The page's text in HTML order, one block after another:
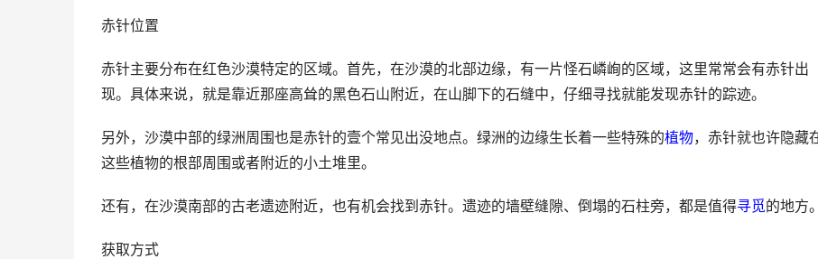
赤针位置
赤针主要分布在红色沙漠特定的区域。首先，在沙漠的北部边缘，有一片怪石嶙峋的区域，这里常常会有赤针出
现。具体来说，就是靠近那座高耸的黑色石山附近，在山脚下的石缝中，仔细寻找就能发现赤针的踪迹。
另外，沙漠中部的绿洲周围也是赤针的壹个常见出没地点。绿洲的边缘生长着一些特殊的植物，赤针就也许隐藏
这些植物的根部周围或者附近的小土堆里。
还有，在沙漠南部的古老遗迹附近，也有机会找到赤针。遗迹的墙壁缝隙、倒塌的石柱旁，都是值得寻觅的地方。
获取方式